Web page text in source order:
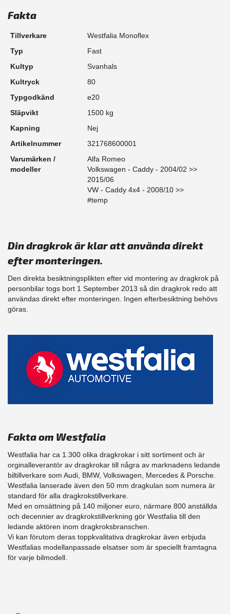
Fakta
Tillverkare
Westfalia Monoflex
Typ
Fast
Kultyp
Svanhals
Kultryck
80
Typgodkänd
e20
Släpvikt
1500 kg
Kapning
Nej
Artikelnummer
321768600001
Varumärken /
modeller
Alfa Romeo
Volkswagen - Caddy - 2004/02 >>
2015/06
VW - Caddy 4x4 - 2008/10 >>
#temp
Din dragkrok är klar att använda direkt
efter monteringen.
Den direkta besiktningsplikten efter vid montering av dragkrok på
personbilar togs bort 1 September 2013 så din dragkrok redo att
användas direkt efter monteringen. Ingen efterbesiktning behövs
göras.
Fakta om Westfalia
Westfalia har ca 1.300 olika dragkrokar i sitt sortiment och är
orginalleverantör av dragkrokar till några av marknadens ledande
biltillverkare som Audi, BMW, Volkswagen, Mercedes & Porsche.
Westfalia lanserade även den 50 mm dragkulan som numera är
standard för alla dragkrokstillverkare.
Med en omsättning på 140 miljoner euro, närmare 800 anställda
och decennier av dragkrokstillverkning gör Westfalia till den
ledande aktören inom dragkroksbranschen.
Vi kan förutom deras toppkvalitativa dragkrokar även erbjuda
Westfalias modellanpassade elsatser som är speciellt framtagna
för varje bilmodell.